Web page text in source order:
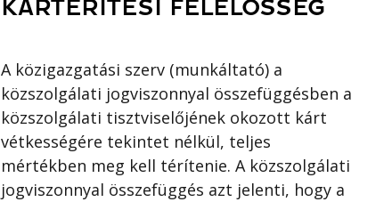
KÁRTÉRÍTÉSI FELELŐSSÉG
A közigazgatási szerv (munkáltató) a
közszolgálati jogviszonnyal összefüggésben a
közszolgálati tisztviselőjének okozott kárt
vétkességére tekintet nélkül, teljes
mértékben meg kell térítenie. A közszolgálati
jogviszonnyal összefüggés azt jelenti, hogy a